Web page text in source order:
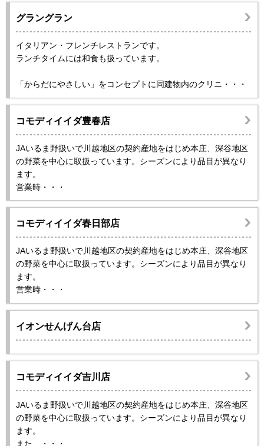
グラングラン
イタリアン・フレンチレストランです。
ランチタイムには和食も扱っています。
「からだにやさしい」をコンセプトに同建物内のクリニ・・・
コモディイイダ豊春店
JAいるま野扱いで川越地区の契約産地をはじめ本庄、深谷地区
の野菜を中心に取扱っています。シーズンにより品目が異なり
ます。
営業時・・・
コモディイイダ春日部店
JAいるま野扱いで川越地区の契約産地をはじめ本庄、深谷地区
の野菜を中心に取扱っています。シーズンにより品目が異なり
ます。
営業時・・・
イオンせんげん台店
コモディイイダ吉川店
JAいるま野扱いで川越地区の契約産地をはじめ本庄、深谷地区
の野菜を中心に取扱っています。シーズンにより品目が異なり
ます。
また、・・・